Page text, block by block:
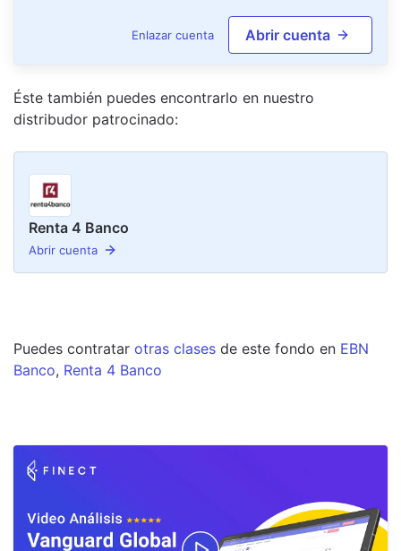
Enlazar cuenta Abrir cuenta
Éste también puedes encontrarlo en nuestro
distribudor patrocinado:
Renta 4 Banco
Abrir cuenta
Puedes contratar otras clases de este fondo en EBN
Banco, Renta 4 Banco